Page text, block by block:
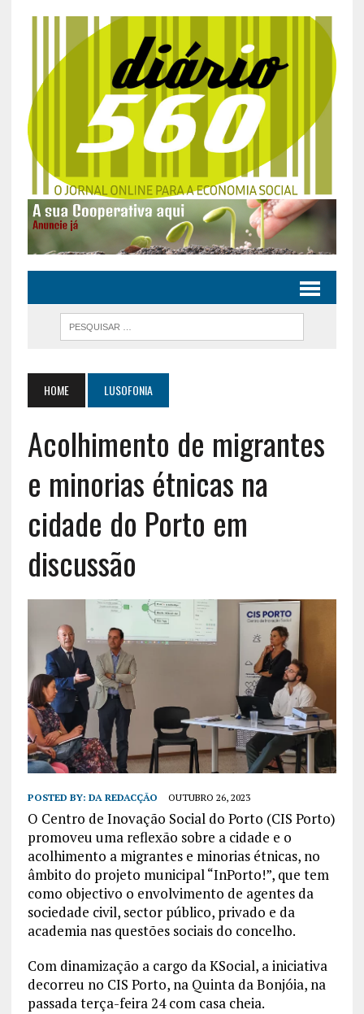
HOME LUSOFONIA
Acolhimento de migrantes
e minorias étnicas na
cidade do Porto em
discussão
POSTED BY: DA REDACÇÃO OUTUBRO 26, 2023
O Centro de Inovação Social do Porto (CIS Porto)
promoveu uma reflexão sobre a cidade e o
acolhimento a migrantes e minorias étnicas, no
âmbito do projeto municipal “InPorto!”, que tem
como objectivo o envolvimento de agentes da
sociedade civil, sector público, privado e da
academia nas questões sociais do concelho.
Com dinamização a cargo da KSocial, a iniciativa
decorreu no CIS Porto, na Quinta da Bonjóia, na
passada terça-feira 24 com casa cheia.